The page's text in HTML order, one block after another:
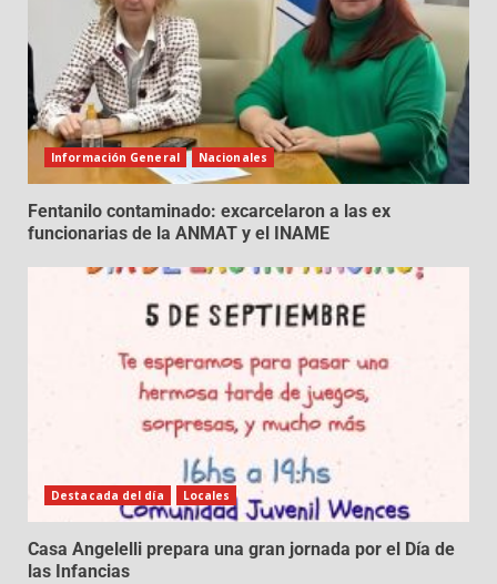
Información General Nacionales
Fentanilo contaminado: excarcelaron a las ex
funcionarias de la ANMAT y el INAME
Destacada del día Locales
Casa Angelelli prepara una gran jornada por el Día de
las Infancias